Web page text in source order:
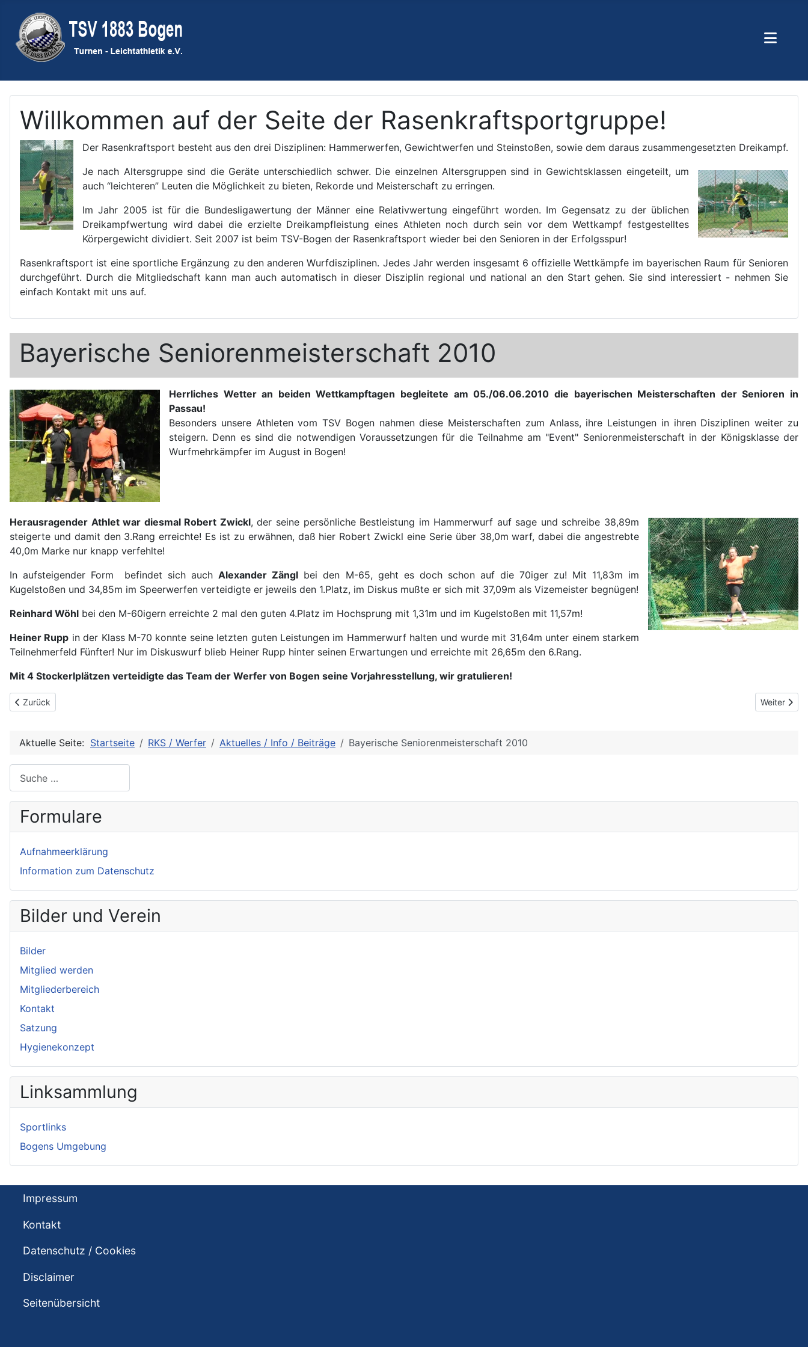
Willkommen auf der Seite der Rasenkraftsportgruppe!
Der Rasenkraftsport besteht aus den drei Disziplinen: Hammerwerfen, Gewichtwerfen und Steinstoßen, sowie dem daraus zusammengesetzten Dreikampf.
Je nach Altersgruppe sind die Geräte unterschiedlich schwer. Die einzelnen Altersgruppen sind in Gewichtsklassen eingeteilt, um
auch “leichteren” Leuten die Möglichkeit zu bieten, Rekorde und Meisterschaft zu erringen.
Im Jahr 2005 ist für die Bundesligawertung der Männer eine Relativwertung eingeführt worden. Im Gegensatz zu der üblichen
Dreikampfwertung wird dabei die erzielte Dreikampfleistung eines Athleten noch durch sein vor dem Wettkampf festgestelltes
Körpergewicht dividiert. Seit 2007 ist beim TSV-Bogen der Rasenkraftsport wieder bei den Senioren in der Erfolgsspur!
Rasenkraftsport ist eine sportliche Ergänzung zu den anderen Wurfdisziplinen. Jedes Jahr werden insgesamt 6 offizielle Wettkämpfe im bayerischen Raum für Senioren
durchgeführt. Durch die Mitgliedschaft kann man auch automatisch in dieser Disziplin regional und national an den Start gehen. Sie sind interessiert - nehmen Sie
einfach Kontakt mit uns auf.
Formulare
Aufnahmeerklärung
Information zum Datenschutz
Bilder und Verein
Bilder
Mitglied werden
Mitgliederbereich
Kontakt
Satzung
Hygienekonzept
Linksammlung
Sportlinks
Bogens Umgebung
Bayerische Seniorenmeisterschaft 2010
Herrliches Wetter an beiden Wettkampftagen begleitete am 05./06.06.2010 die bayerischen Meisterschaften der Senioren in
Passau!
Besonders unsere Athleten vom TSV Bogen nahmen diese Meisterschaften zum Anlass, ihre Leistungen in ihren Disziplinen weiter zu
steigern. Denn es sind die notwendigen Voraussetzungen für die Teilnahme am "Event" Seniorenmeisterschaft in der Königsklasse der
Wurfmehrkämpfer im August in Bogen!
Herausragender Athlet war diesmal Robert Zwickl, der seine persönliche Bestleistung im Hammerwurf auf sage und schreibe 38,89m
steigerte und damit den 3.Rang erreichte! Es ist zu erwähnen, daß hier Robert Zwickl eine Serie über 38,0m warf, dabei die angestrebte
40,0m Marke nur knapp verfehlte!
In aufsteigender Form befindet sich auchAlexander Zängl bei den M-65, geht es doch schon auf die 70iger zu! Mit 11,83m im
Kugelstoßen und 34,85m im Speerwerfen verteidigte er jeweils den 1.Platz, im Diskus mußte er sich mit 37,09m als Vizemeister begnügen!
Reinhard Wöhl bei den M-60igern erreichte 2 mal den guten 4.Platz im Hochsprung mit 1,31m und im Kugelstoßen mit 11,57m!
Heiner Rupp in der Klass M-70 konnte seine letzten guten Leistungen im Hammerwurf halten und wurde mit 31,64m unter einem starkem
Teilnehmerfeld Fünfter! Nur im Diskuswurf blieb Heiner Rupp hinter seinen Erwartungen und erreichte mit 26,65m den 6.Rang.
Mit 4 Stockerlplätzen verteidigte das Team der Werfer von Bogen seine Vorjahresstellung, wir gratulieren!
Vorheriger Beitrag: Werfermeeting bei Idealwetter in Bogen
Zurück Nächster
Weiter
Aktuelle Seite: Startseite RKS / Werfer Aktuelles / Info / Beiträge Bayerische Seniorenmeisterschaft 2010
Impressum
Kontakt
Datenschutz / Cookies
Disclaimer
Seitenübersicht